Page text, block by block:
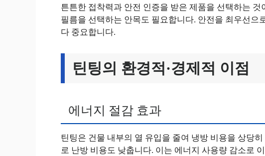
튼튼한 접착력과 안전 인증을 받은 제품을 선택하는
필름을 선택하는 안목도 필요합니다. 안전을 최우선으
다 중요합니다.
틴팅의 환경적·경제적 이점
에너지 절감 효과
틴팅은 건물 내부의 열 유입을 줄여 냉방 비용을 상당
로 난방 비용도 낮춥니다. 이는 에너지 사용량 감소로